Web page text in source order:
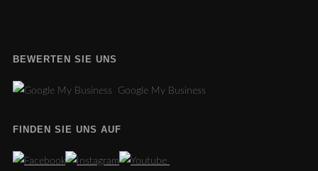
BEWERTEN SIE UNS
Google My Business
FINDEN SIE UNS AUF